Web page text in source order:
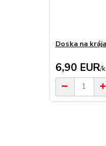
Doska na
6,90 EUR/